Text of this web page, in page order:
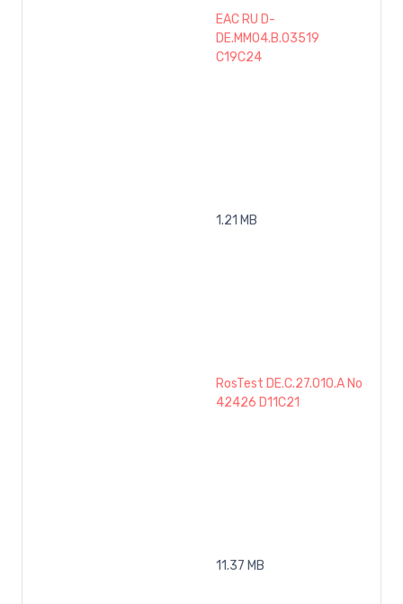
EAC RU D-
DE.MM04.B.03519
C19C24
1.21 MB
RosTest DE.C.27.010.A No
42426 D11C21
11.37 MB